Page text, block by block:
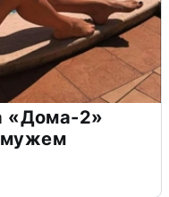
«Дома-2»
мужем